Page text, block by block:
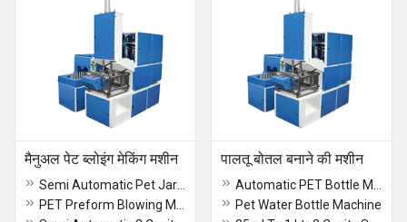
मैनुअल पेट ब्लोइंग मेकिंग मशीन पालतू बोतल बनाने की मशीन
Pet Water Bottle Machine